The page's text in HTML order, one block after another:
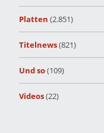
Platten (2.851)
Titelnews(821)
Und so(109)
Videos(22)